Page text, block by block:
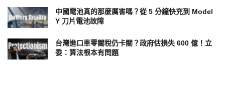
中國電池真的那麼厲害嗎？從 5 分鐘快充到 Model
Y 刀片電池故障
台灣進口車零關稅仍卡關？政府估損失 600 億！立
委：算法根本有問題